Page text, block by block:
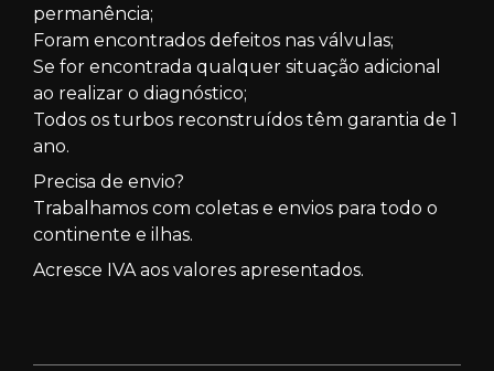
permanência;
Foram encontrados defeitos nas válvulas;
Se for encontrada qualquer situação adicional
ao realizar o diagnóstico;
Todos os turbos reconstruídos têm garantia de 1
ano.
Precisa de envio?
Trabalhamos com coletas e envios para todo o
continente e ilhas.
Acresce IVA aos valores apresentados.